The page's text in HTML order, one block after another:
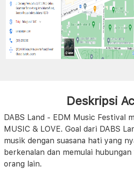
Deskripsi
DABS Land - EDM Music Festival
MUSIC & LOVE. Goal dari DABS
musik dengan suasana hati yang
berkenalan dan memulai
orang lain.